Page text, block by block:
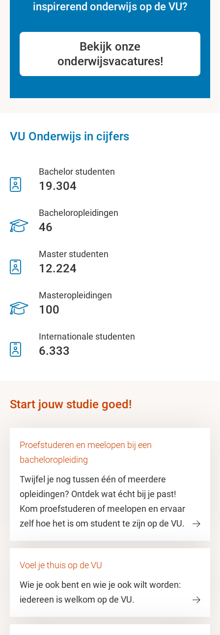
inspirerend onderwijs op de VU?
Bekijk onze
onderwijsvacatures!
VU Onderwijs in cijfers
Bachelor studenten
19.304
Bacheloropleidingen
46
Master studenten
12.224
Masteropleidingen
100
Internationale studenten
6.333
Start jouw studie goed!
Proefstuderen en meelopen bij een
bacheloropleiding
Twijfel je nog tussen één of meerdere
opleidingen? Ontdek wat écht bij je past!
Kom proefstuderen of meelopen en ervaar
zelf hoe het is om student te zijn op de VU.
Voel je thuis op de VU
Wie je ook bent en wie je ook wilt worden:
iedereen is welkom op de VU.